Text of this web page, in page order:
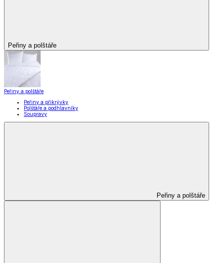
Peřiny a polštáře
Peřiny a polštáře
Peřiny a přikrývky
Polštáře a podhlavníky
Soupravy
Peřiny a polštáře